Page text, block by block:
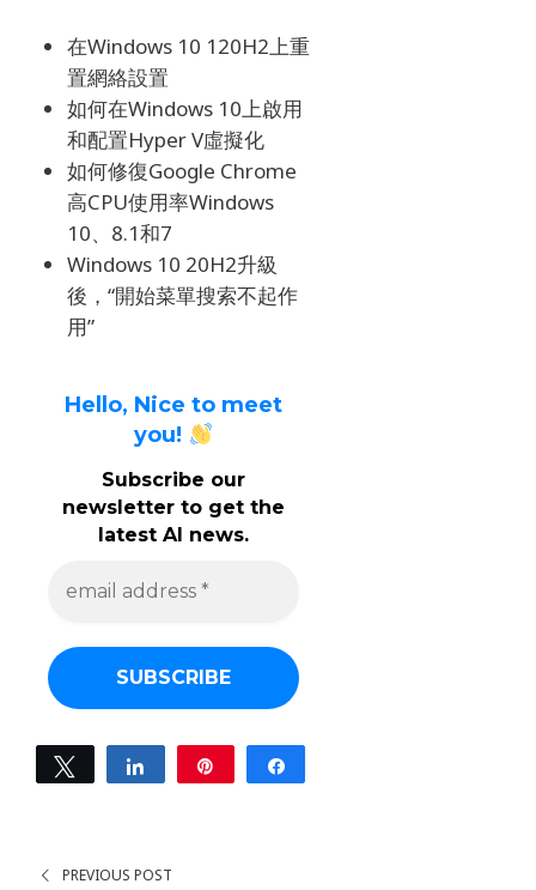
在Windows 10 120H2上重
置網絡設置
如何在Windows 10上啟用
和配置Hyper V虛擬化
如何修復Google Chrome
高CPU使用率Windows
10、8.1和7
Windows 10 20H2升級
後，“開始菜單搜索不起作
用”
Hello, Nice to meet
you!
Subscribe our
newsletter to get the
latest AI news.
a
d
r
e
s
Tweet Share
PREVIOUS POST